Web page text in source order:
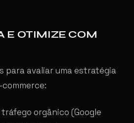
E OTIMIZE COM
para avaliar uma estratégia
orgânico (Google